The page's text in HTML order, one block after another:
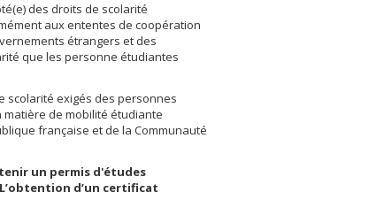
des droits de scolarité
aux ententes de coopération
étrangers et des
que les personne étudiantes
scolarité exigés des personnes
de mobilité étudiante
française et de la Communauté
un permis d'études
d’un certificat